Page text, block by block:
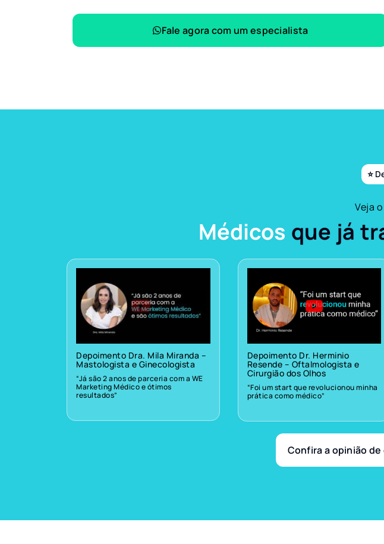
Fale agora com um especialista
⭐
Veja
Médicos que já
Depoimento Dra. Mila Miranda –
Mastologista e Ginecologista
“Já são 2 anos de parceria com a WE
Marketing Médico e ótimos
resultados”
Depoimento Dr. Herminio
Resende – Oftalmologista e
Cirurgião dos Olhos
“Foi um start que revolucionou minha
prática como médico”
Confira a opinião